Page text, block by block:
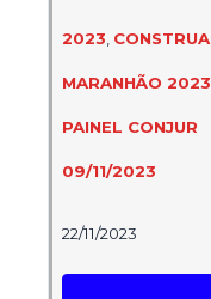
2023 CONSTRUA
MARANHÃO 2023
PAINEL CONJUR
09/11/2023
22/11/2023